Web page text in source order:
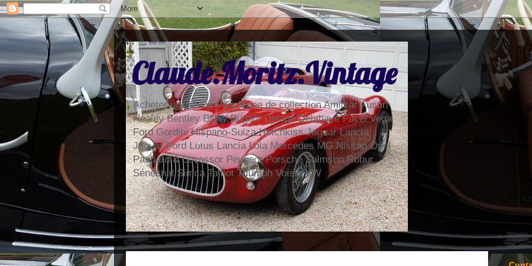
Claude.Moritz.Vintage
Acheter une voiture ancienne de collection Amilcar Austin
Healey Bentley BMW Bugatti Delage Delahaye Facel Vega
Ford Gordini Hispano-Suiza Hotchkiss Jaguar Lancia
Jaguar Ford Lotus Lancia Lola Mercedes MG Nissan Opel
Panhard & Levassor Peugeot Porsche Salmson Robur
Sénéchal Simca Talbot Triumph Voisin VW